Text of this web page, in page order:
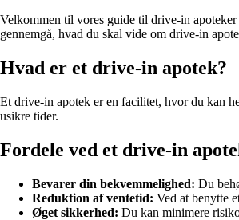
Velkommen til vores guide til drive-in
gennemgå, hvad du skal vide om drive-in
Hvad er et drive-in apotek?
Et drive-in apotek er en facilitet, hvor du kan
usikre tider.
Fordele ved et drive-in
Bevarer din bekvemmelighed: Du
Reduktion af ventetid: Ved at benytte
Øget sikkerhed: Du kan minimere